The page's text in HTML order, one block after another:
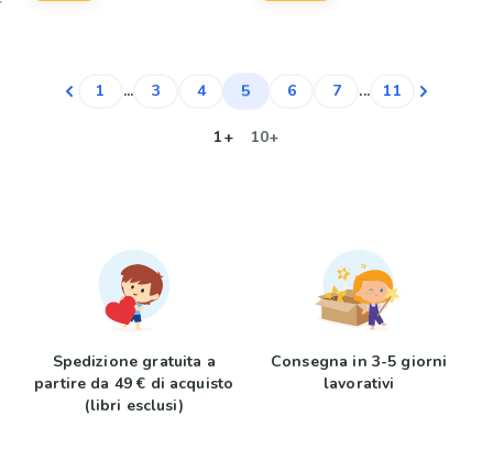
1 ... 3 4 5 6 7 ... 11
1+ 10+
Spedizione gratuita a
partire da 49 € di acquisto
(libri esclusi)
Consegna in 3-5 giorni
lavorativi